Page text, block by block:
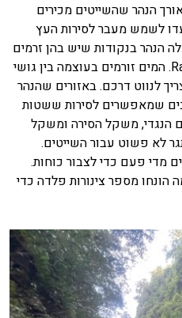
הנהר שהשייטים מכירים
לשמש מעבר לסירות העץ
הנהר בנקודות שיש בהן זרמים
חזקים שנקראים אשדות ((Rapids. המים זורמים בעוצמה בין גושי
לנווט דרכם. באזורים שהנהר
שמאפשרים לסירות ששטות
הנגדי, משקל הסירה ומשקל
לא פשוט עבור השייטים.
מדי פעם כדי לצבור כוחות.
הונחו מספר צינורות פלדה כדי